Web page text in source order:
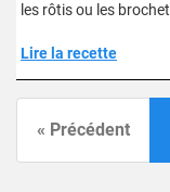
les rôtis ou les
Lire la recette
« Précédent